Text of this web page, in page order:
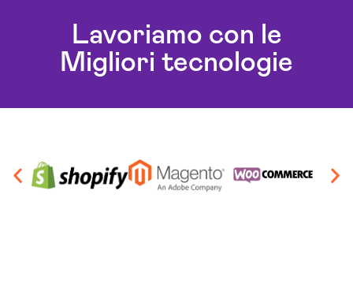
Lavoriamo con le
Migliori tecnologie